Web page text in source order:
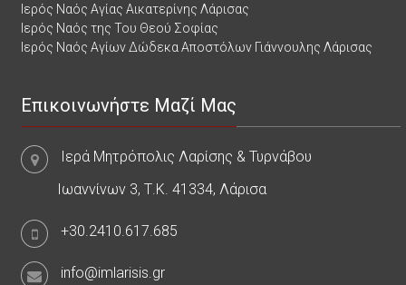
Ιερός Ναός Αγίας Αικατερίνης Λάρισας
Ιερός Ναός της Του Θεού Σοφίας
Ιερός Ναός Αγίων Δώδεκα Αποστόλων Γιάννουλης Λάρισας
Επικοινωνήστε Μαζί Μας
Ιερά Μητρόπολις Λαρίσης & Τυρνάβου
Ιωαννίνων 3, Τ.Κ. 41334, Λάρισα
+30.2410.617.685
info@imlarisis.gr